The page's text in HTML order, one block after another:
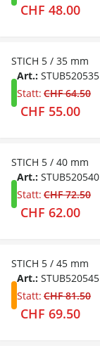
CHF 48.00
STICH 5 / 35 mm
Art.: STUB520535
Statt: CHF 64.50
CHF 55.00
STICH 5 / 40 mm
Art.: STUB520540
Statt: CHF 72.50
CHF 62.00
STICH 5 / 45 mm
Art.: STUB520545
Statt: CHF 81.50
CHF 69.50